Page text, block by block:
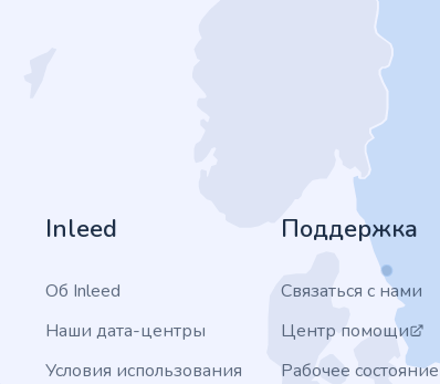
Inleed
Об Inleed
Наши дата-центры
Условия использования
Поддержка
Связаться с нами
Центр помощи
Рабочее состояние